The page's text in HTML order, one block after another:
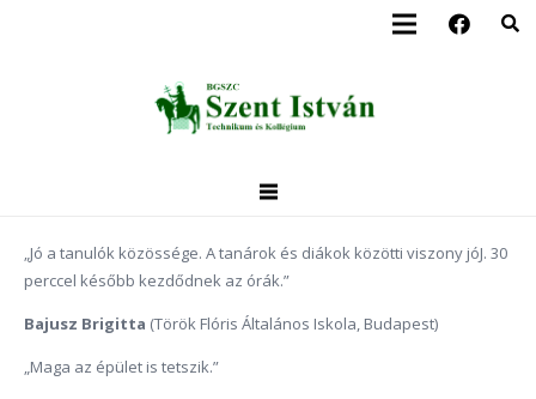
„Jó a tanulók közössége. A tanárok és diákok közötti viszony jóJ. 30
perccel később kezdődnek az órák.”
Bajusz Brigitta (Török Flóris Általános Iskola, Budapest)
„Maga az épület is tetszik.”